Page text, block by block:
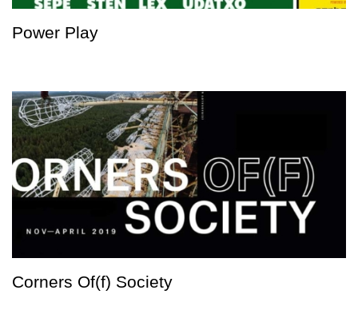
Power Play
Corners Of(f) Society